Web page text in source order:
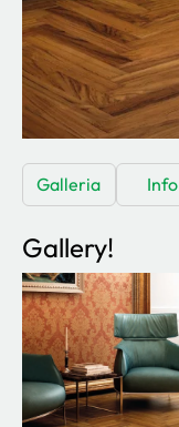
Galleria Info
Gallery!